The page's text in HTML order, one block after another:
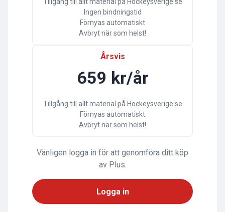
Tillgång till allt material på Hockeysverige.se
Ingen bindningstid
Förnyas automatiskt
Avbryt när som helst!
Årsvis
659 kr/år
Tillgång till allt material på Hockeysverige.se
Förnyas automatiskt
Avbryt när som helst!
Vänligen logga in för att genomföra ditt köp
av Plus.
Logga in